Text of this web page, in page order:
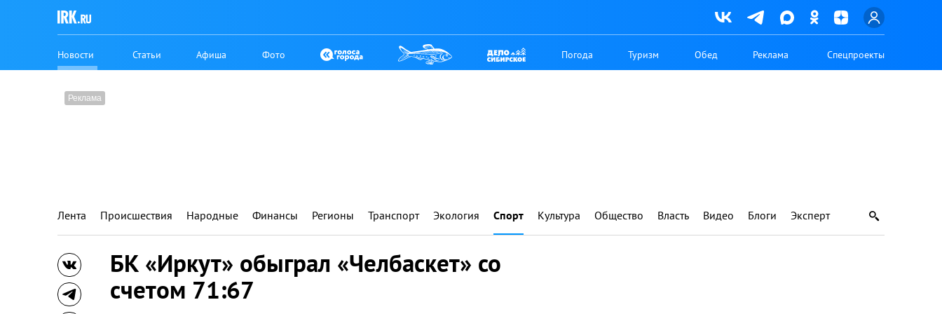
Новости Статьи Афиша Фото Погода Туризм Обед Реклама Спецпроекты
Лента Происшествия Народные Финансы Регионы Транспорт Экология Спорт Культура Общество Власть Видео Блоги Эксперт
БК «Иркут» обыграл «Челбаскет» со
счетом 71:67